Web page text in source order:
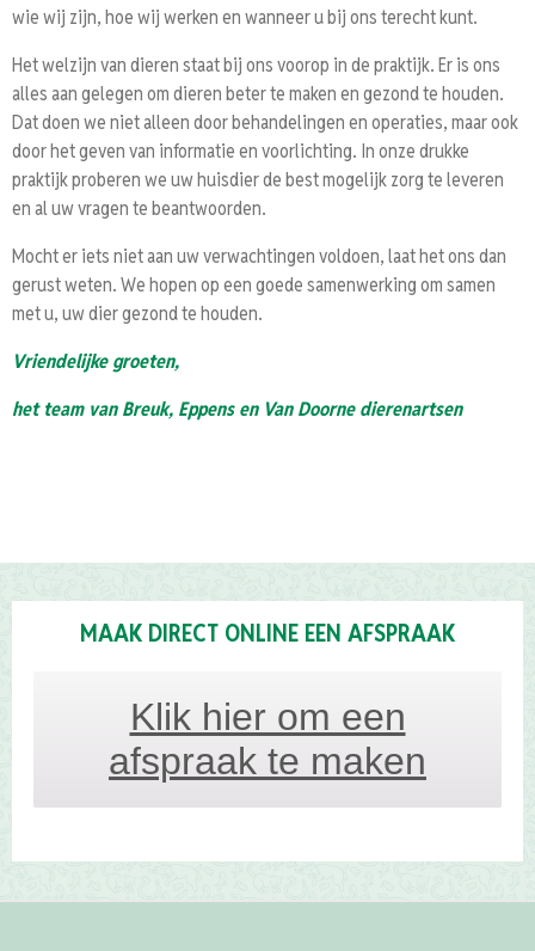
wie wij zijn, hoe wij werken en wanneer u bij ons terecht kunt.
Het welzijn van dieren staat bij ons voorop in de praktijk. Er is ons
alles aan gelegen om dieren beter te maken en gezond te houden.
Dat doen we niet alleen door behandelingen en operaties, maar ook
door het geven van informatie en voorlichting. In onze drukke
praktijk proberen we uw huisdier de best mogelijk zorg te leveren
en al uw vragen te beantwoorden.
Mocht er iets niet aan uw verwachtingen voldoen, laat het ons dan
gerust weten. We hopen op een goede samenwerking om samen
met u, uw dier gezond te houden.
Vriendelijke groeten,
het team van Breuk, Eppens en Van Doorne dierenartsen
MAAK DIRECT ONLINE EEN AFSPRAAK
Klik hier om een
afspraak te maken